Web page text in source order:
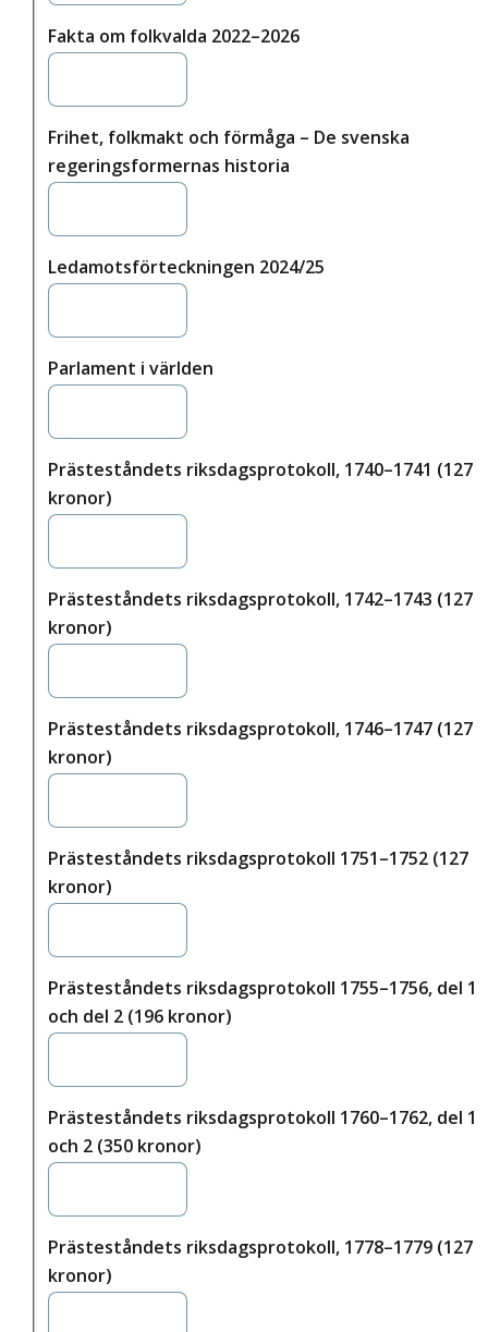
Fakta om folkvalda 2022–2026
Frihet, folkmakt och förmåga – De svenska
regeringsformernas historia
Ledamotsförteckningen 2024/25
Parlament i världen
Prästeståndets riksdagsprotokoll, 1740–1741 (127
kronor)
Prästeståndets riksdagsprotokoll, 1742–1743 (127
kronor)
Prästeståndets riksdagsprotokoll, 1746–1747 (127
kronor)
Prästeståndets riksdagsprotokoll 1751–1752 (127
kronor)
Prästeståndets riksdagsprotokoll 1755–1756, del 1
och del 2 (196 kronor)
Prästeståndets riksdagsprotokoll 1760–1762, del 1
och 2 (350 kronor)
Prästeståndets riksdagsprotokoll, 1778–1779 (127
kronor)